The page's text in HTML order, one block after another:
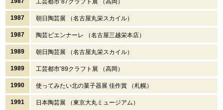
工芸都市’87クラフト展 （高岡）
1987 朝日陶芸展 （名古屋丸栄スカイル）
1987 陶芸ビエンナーレ （名古屋三越栄本店）
1989 朝日陶芸展 （名古屋丸栄スカイル）
1989 工芸都市’89クラフト展 （高岡）
1990 使ってみたい北の菓子器展 佳作賞 （札幌）
1991 日本陶芸展 （東京大丸ミュージアム）